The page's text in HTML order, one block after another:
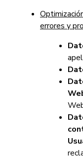
errores y